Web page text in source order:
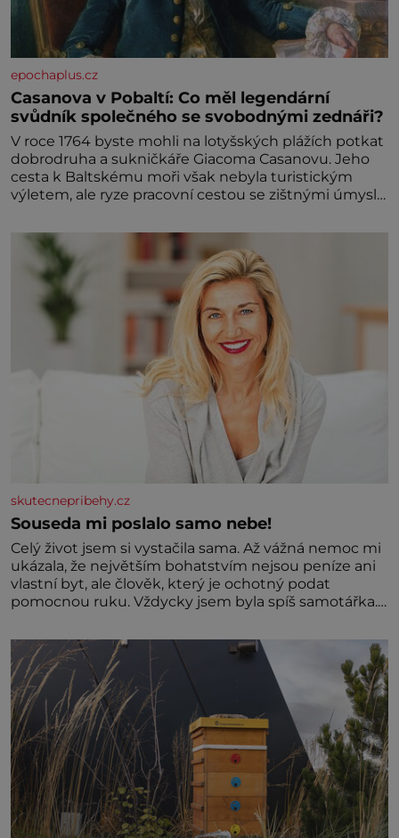
epochaplus.cz
Casanova v Pobaltí: Co měl legendární
svůdník společného se svobodnými zednáři?
V roce 1764 byste mohli na lotyšských plážích potkat
dobrodruha a sukničkáře Giacoma Casanovu. Jeho
cesta k Baltskému moři však nebyla turistickým
výletem, ale ryze pracovní cestou se zištnými úmysly.
procházel uličkami lotyšské Rigy? Casanova v Pobaltí
kontaktoval tamní zednářské lóže. Nebyl v této
oblasti žádným nováčkem, protože do zednářské
skutecnepribehy.cz
Souseda mi poslalo samo nebe!
Celý život jsem si vystačila sama. Až vážná nemoc mi
ukázala, že největším bohatstvím nejsou peníze ani
vlastní byt, ale člověk, který je ochotný podat
pomocnou ruku. Vždycky jsem byla spíš samotářka.
ani partnera. Stačily mi knihy, práce a hlavně klid.
Hned po studiích jsem odešla z rodného města,